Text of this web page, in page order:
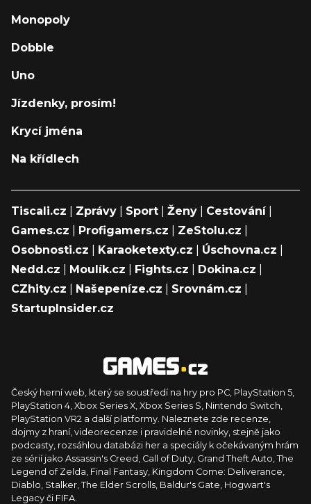
Monopoly
Dobble
Uno
Jízdenky, prosím!
Krycí jména
Na křídlech
Tiscali.cz Zprávy Sport Ženy Cestování|
Games.cz
Profigamers.cz ZeStolu.cz
Osobnosti.cz
Karaoketexty.cz Úschovna.cz
Nedd.cz
Moulík.cz Fights.cz Dokina.cz
CZhity.cz
Našepeníze.cz Srovnám.cz
StartupInsider.cz
Český herní web, který se soustředí na hry pro PC, PlayStation 5,
PlayStation 4, Xbox Series X, Xbox Series S, Nintendo Switch,
PlayStation VR2 a další platformy. Naleznete zde recenze,
dojmy z hraní, videorecenze i pravidelné novinky, stejně jako
podcasty, rozsáhlou databázi her a speciály k očekávaným hrám
ze sérií jako Assassin's Creed, Call of Duty, Grand Theft Auto, The
Legend of Zelda, Final Fantasy, Kingdom Come: Deliverance,
Diablo, Stalker, The Elder Scrolls, Baldur's Gate, Hogwart's
Legacy či FIFA.